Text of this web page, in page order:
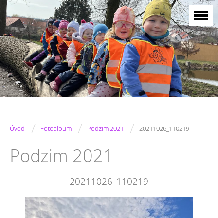
Úvod / Fotoalbum / Podzim 2021 / 20211026_110219
Podzim 2021
20211026_110219